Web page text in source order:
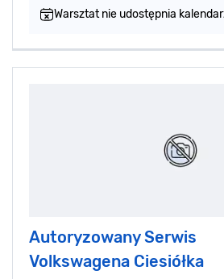
Warsztat nie udostępnia
Autoryzowany Serwis
Volkswagena Ciesiółka